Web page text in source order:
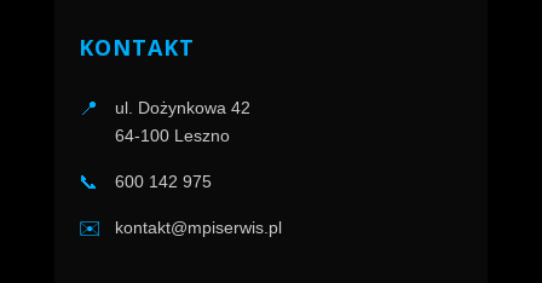
KONTAKT
📍
ul. Dożynkowa 42
64-100 Leszno
📞 600 142 975
✉️ kontakt@mpiserwis.pl